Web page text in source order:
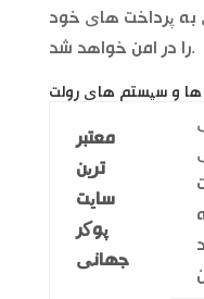
به پرداخت های خود
را در امن خواهد شد.
و سیستم های رولت
معتبر
ترین
سایت
پوکر
جهانی